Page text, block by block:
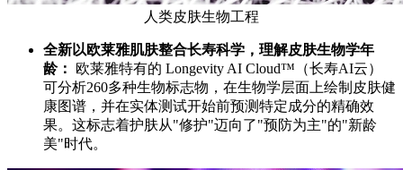
人类皮肤生物工程
全新以欧莱雅肌肤整合长寿科学，理解皮肤生物学年
龄：
欧莱雅特有的 Longevity AI Cloud™（长寿AI云）
可分析260多种生物标志物，在生物学层面上绘制皮肤健
康图谱，并在实体测试开始前预测特定成分的精确效
果。这标志着护肤从"修护"迈向了"预防为主"的"新龄
美"时代。